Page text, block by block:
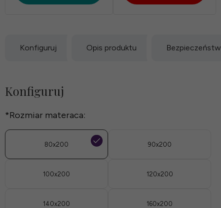
Konfiguruj Opis produktu
Konfiguruj
*Rozmiar materaca:
80x200 90x200
100x200 120x200
140x200 160x200